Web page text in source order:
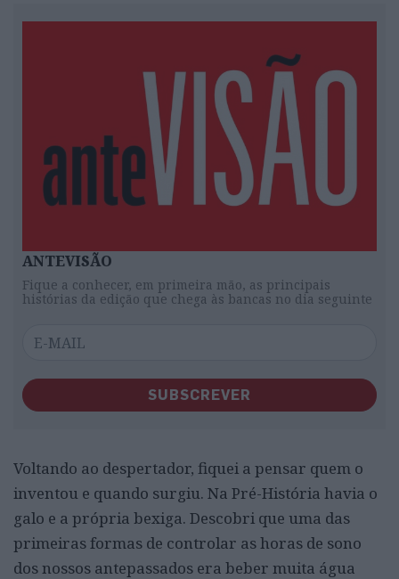
ANTEVISÃO
Fique a conhecer, em primeira mão, as principais
histórias da edição que chega às bancas no dia seguinte
SUBSCREVER
Voltando ao despertador, fiquei a pensar quem o
inventou e quando surgiu. Na Pré-História havia o
galo e a própria bexiga. Descobri que uma das
primeiras formas de controlar as horas de sono
dos nossos antepassados era beber muita água